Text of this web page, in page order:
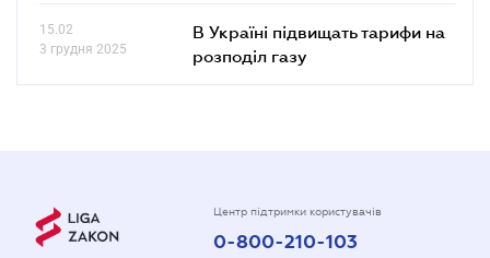
15.02
3 грудня 2025
В Україні підвищать тарифи на
розподіл газу
Центр підтримки користувачів
0-800-210-103